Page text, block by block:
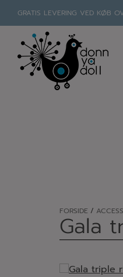
indholdet
GRATIS LEVERING VED KØB
FORSIDE /
Gala